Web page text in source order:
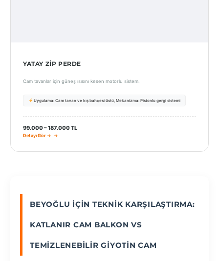
YATAY ZIP PERDE
Cam tavanlar için güneş ısısını kesen motorlu sistem.
Uygulama: Cam tavan ve kış bahçesi üstü, Mekanizma: Pistonlu gergi sistemi
99.000 – 187.000 TL
Detayı Gör →
BEYOĞLU İÇIN TEKNIK KARŞILAŞTIRMA:
KATLANIR CAM BALKON VS
TEMIZLENEBILIR GIYOTIN CAM